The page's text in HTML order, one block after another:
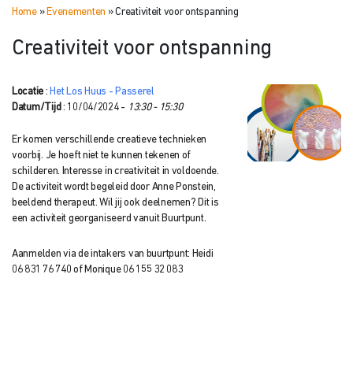
Home» Evenementen »Creativiteit voor ontspanning
Creativiteit voor ontspanning
Locatie : Het Los Huus - Passerel
Datum/Tijd : 10/04/2024 - 13:30 - 15:30
Er komen verschillende creatieve technieken
voorbij. Je hoeft niet te kunnen tekenen of
schilderen. Interesse in creativiteit in voldoende.
De activiteit wordt begeleid door Anne Ponstein,
beeldend therapeut. Wil jij ook deelnemen? Dit is
een activiteit georganiseerd vanuit Buurtpunt.
Aanmelden via de intakers van buurtpunt: Heidi
06 831 76 740 of Monique 06 155 32 083